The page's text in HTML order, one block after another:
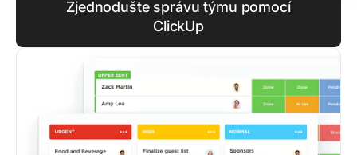
Zjednodušte správu týmu pomocí
ClickUp